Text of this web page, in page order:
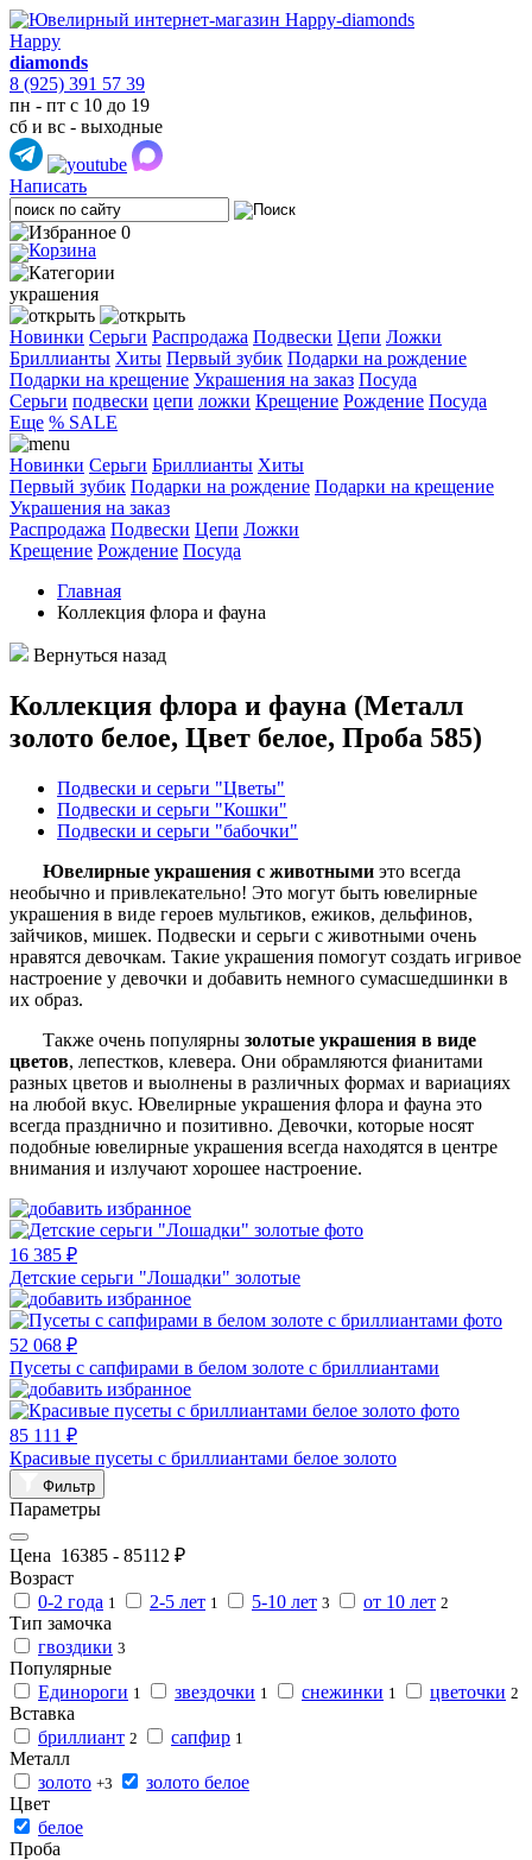
Happy
diamonds
8 (925) 391 57 39
пн - пт с 10 до 19
сб и вс - выходные
Написать
0
украшения
Новинки Серьги Распродажа Подвески Цепи Ложки
Бриллианты Хиты Первый зубик Подарки на рождение
Подарки на крещение Украшения на заказ Посуда
Cерьги подвески цепи ложки Крещение Рождение Посуда
Еще % SALE
Новинки Серьги Бриллианты Хиты
Первый зубик Подарки на рождение Подарки на крещение
Украшения на заказ
Распродажа Подвески Цепи Ложки
Крещение Рождение Посуда
Главная
Коллекция флора и фауна
Вернуться назад
Коллекция флора и фауна (Металл
золото белое, Цвет белое, Проба 585)
Подвески и серьги "Цветы"
Подвески и серьги "Кошки"
Подвески и серьги "бабочки"
Ювелирные украшения с животными это всегда
необычно и привлекательно! Это могут быть ювелирные
украшения в виде героев мультиков, ежиков, дельфинов,
зайчиков, мишек. Подвески и серьги с животными очень
нравятся девочкам. Такие украшения помогут создать игривое
настроение у девочки и добавить немного сумасшедшинки в
их образ.
Также очень популярны золотые украшения в виде
цветов, лепестков, клевера. Они обрамляются фианитами
разных цветов и выолнены в различных формах и вариациях
на любой вкус. Ювелирные украшения флора и фауна это
всегда празднично и позитивно. Девочки, которые носят
подобные ювелирные украшения всегда находятся в центре
внимания и излучают хорошее настроение.
16 385 ₽
Детские серьги "Лошадки" золотые
52 068 ₽
Пусеты с сапфирами в белом золоте с бриллиантами
85 111 ₽
Красивые пусеты с бриллиантами белое золото
Фильтр
Параметры
Цена 16385 - 85112 ₽
Возраст
0-2 года 1 2-5 лет 1 5-10 лет 3 от 10 лет 2
Тип замочка
гвоздики 3
Популярные
Единороги 1 звездочки 1 снежинки 1 цветочки 2
Вставка
бриллиант 2 сапфир 1
Металл
золото +3
золото белое
Цвет
белое
Проба